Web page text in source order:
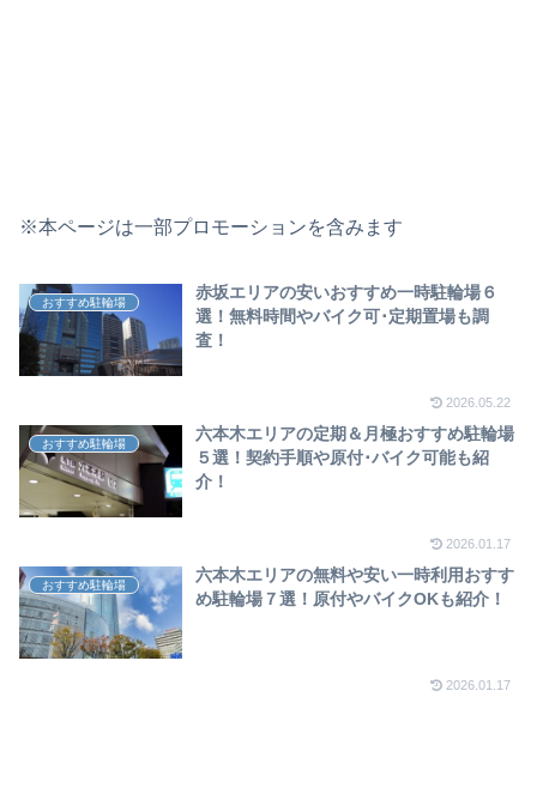
※本ページは一部プロモーションを含みます
おすすめ駐輪場
赤坂エリアの安いおすすめ一時駐輪場６
選！無料時間やバイク可･定期置場も調
査！
2026.05.22
おすすめ駐輪場
六本木エリアの定期＆月極おすすめ駐輪場
５選！契約手順や原付･バイク可能も紹
介！
2026.01.17
おすすめ駐輪場
六本木エリアの無料や安い一時利用おすす
め駐輪場７選！原付やバイクOKも紹介！
2026.01.17